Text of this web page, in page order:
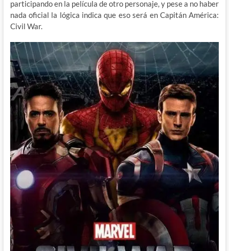
participando en la película de otro personaje, y pese a no haber
nada oficial la lógica indica que eso será en Capitán América:
Civil War.